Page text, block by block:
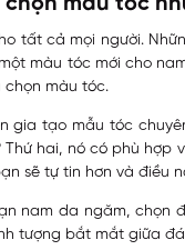
tất cả mọi người.
màu tóc mới cho
chọn màu tóc.
gia tạo mẫu tóc
hai, nó có phù hợp
sẽ tự tin hơn và điều
nam da ngăm, chọn
tượng bắt mắt giữa